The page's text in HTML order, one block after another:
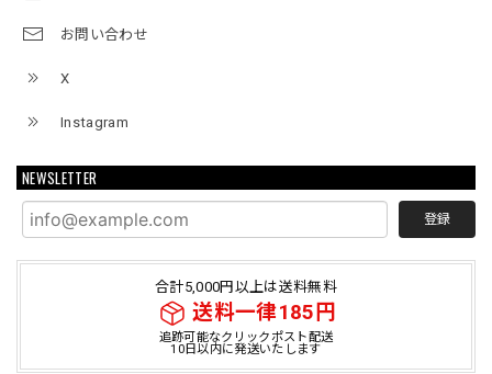
お問い合わせ
X
Instagram
NEWSLETTER
登録
合計5,000円以上は送料無料
送料一律185円
追跡可能なクリックポスト配送
10日以内に発送いたします